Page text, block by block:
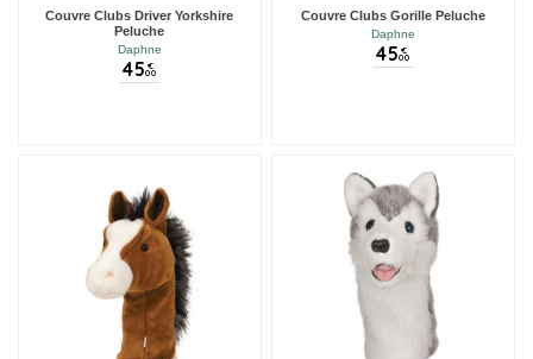
Couvre Clubs Driver Yorkshire
Peluche
Daphne
45 €
00
Couvre Clubs Gorille Peluche
Daphne
45 €
00